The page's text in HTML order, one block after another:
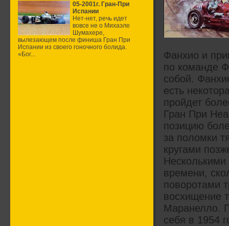
05-2001г. Гран-При
Испании
Нет-нет, речь идет
вовсе не о Михаэле
Шумахере,
вылезающем после финиша Гран При
Испании из своего гоночного болида.
«Бог...
Фанхио и
по команде
собой.
есть
пройдет
Гран При
позицию
за поломки
кругами
времени,
поворотами
восхищение
Маранелло.
себя в 1954